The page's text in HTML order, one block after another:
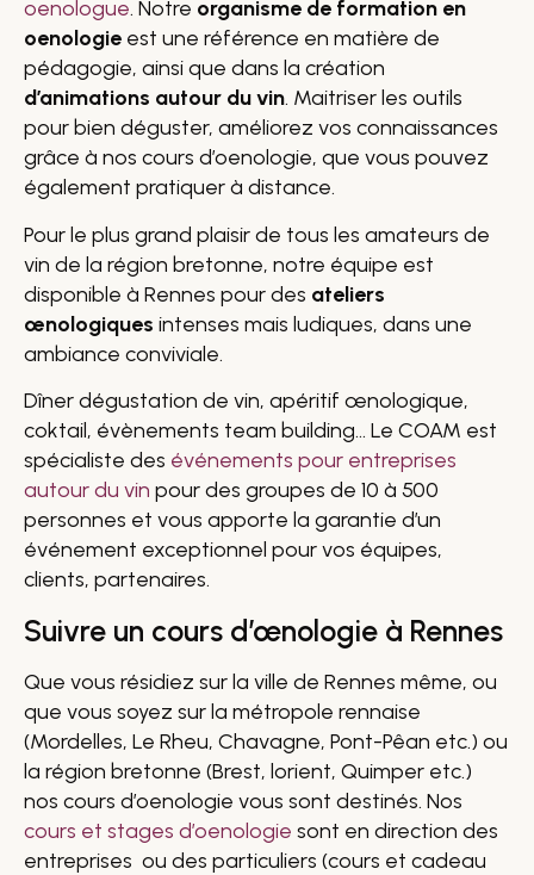
oenologue. Notre organisme de formation en
oenologie est une référence en matière de
pédagogie, ainsi que dans la création
d’animations autour du vin. Maitriser les outils
pour bien déguster, améliorez vos connaissances
grâce à nos cours d’oenologie, que vous pouvez
également pratiquer à distance.
Pour le plus grand plaisir de tous les amateurs de
vin de la région bretonne, notre équipe est
disponible à Rennes pour des ateliers
œnologiques intenses mais ludiques, dans une
ambiance conviviale.
Dîner dégustation de vin, apéritif œnologique,
coktail, évènements team building… Le COAM est
spécialiste des événements pour entreprises
autour du vin pour des groupes de 10 à 500
personnes et vous apporte la garantie d’un
événement exceptionnel pour vos équipes,
clients, partenaires.
Suivre un cours d’œnologie à Rennes
Que vous résidiez sur la ville de Rennes même, ou
que vous soyez sur la métropole rennaise
(Mordelles, Le Rheu, Chavagne, Pont-Pêan etc.) ou
la région bretonne (Brest, lorient, Quimper etc.)
nos cours d’oenologie vous sont destinés. Nos
cours et stages d’oenologie sont en direction des
entreprises ou des particuliers (cours et cadeau